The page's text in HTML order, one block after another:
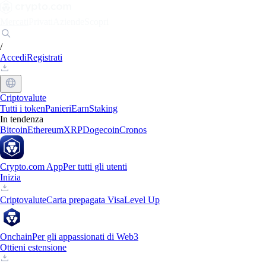
/
AccediRegistrati
Criptovalute
Tutti i tokenPanieriEarnStaking
In tendenza
BitcoinEthereumXRPDogecoinCronos
Crypto.com AppPer tutti gli utenti
Inizia
CriptovaluteCarta prepagata VisaLevel Up
OnchainPer gli appassionati di Web3
Ottieni estensione